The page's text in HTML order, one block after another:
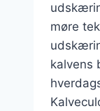
møre
kalvens